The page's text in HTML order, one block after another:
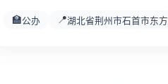
🏫公办 📍湖北省荆州市石首市东方